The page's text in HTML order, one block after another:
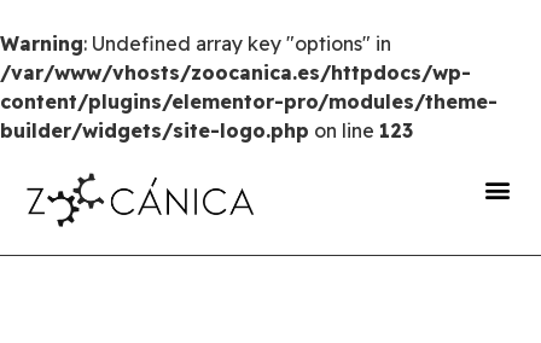
Warning: Undefined array key "options" in
/var/www/vhosts/zoocanica.es/httpdocs/wp-
content/plugins/elementor-pro/modules/theme-
builder/widgets/site-logo.php on line 123